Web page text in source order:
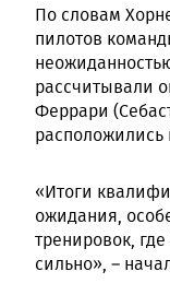
По словам
пилотов
рассчитывали
Феррари
расположились
«Итоги
ожидания,
тренировок,
сильно», –